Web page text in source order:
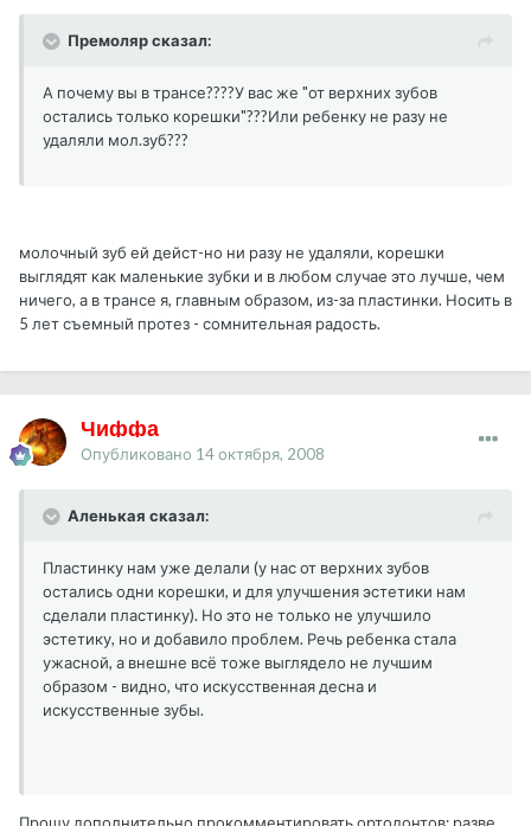
Премоляр сказал:
А почему вы в трансе????У вас же "от верхних зубов
остались только корешки"???Или ребенку не разу не
удаляли мол.зуб???
молочный зуб ей дейст-но ни разу не удаляли, корешки
выглядят как маленькие зубки и в любом случае это лучше, чем
ничего, а в трансе я, главным образом, из-за пластинки. Носить в
5 лет съемный протез - сомнительная радость.
Чиффа
Опубликовано 14 октября, 2008
Аленькая сказал:
Пластинку нам уже делали (у нас от верхних зубов
остались одни корешки, и для улучшения эстетики нам
сделали пластинку). Но это не только не улучшило
эстетику, но и добавило проблем. Речь ребенка стала
ужасной, а внешне всё тоже выглядело не лучшим
образом - видно, что искусственная десна и
искусственные зубы.